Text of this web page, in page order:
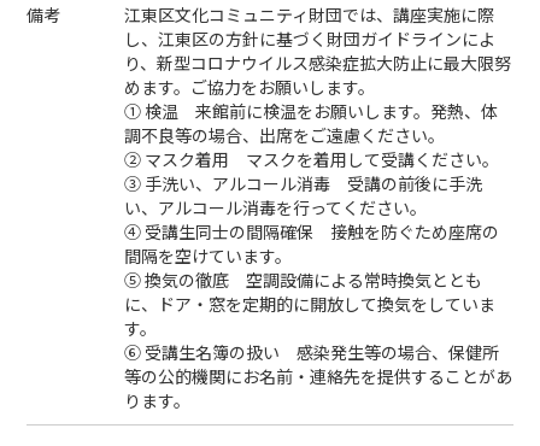
備考
江東区文化コミュニティ財団では、講座実施に際
し、江東区の方針に基づく財団ガイドラインによ
り、新型コロナウイルス感染症拡大防止に最大限努
めます。ご協力をお願いします。
① 検温 来館前に検温をお願いします。発熱、体
調不良等の場合、出席をご遠慮ください。
② マスク着用 マスクを着用して受講ください。
③ 手洗い、アルコール消毒 受講の前後に手洗
い、アルコール消毒を行ってください。
④ 受講生同士の間隔確保 接触を防ぐため座席の
間隔を空けています。
⑤ 換気の徹底 空調設備による常時換気ととも
に、ドア・窓を定期的に開放して換気をしていま
す。
⑥ 受講生名簿の扱い 感染発生等の場合、保健所
等の公的機関にお名前・連絡先を提供することがあ
ります。